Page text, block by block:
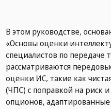
В этом руководстве,
«Основы оценки
специалистов по передаче
рассматриваются
оценки ИС, такие как
(ЧПС) с поправкой на риск
опционов,